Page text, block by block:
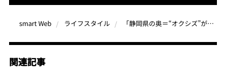
smart Web ライフスタイル 「静岡県の奥＝“オクシズ”が最高らしい」秘境“梅ケ島ドライブイン”にあるサウナとは？懐かしいのに新しい癒やし体験
関連記事